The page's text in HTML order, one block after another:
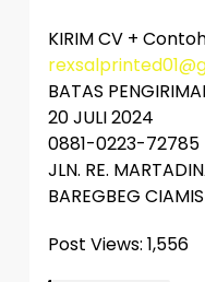
KIRIM CV +
BATAS
20 JULI 2024
0881-0223-72785
JLN. RE.
BAREGBEG CIAMIS
Post Views: 1,556